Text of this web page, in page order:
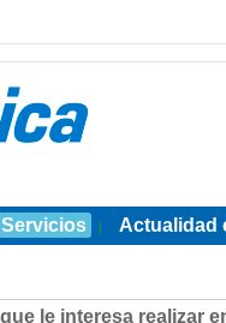
Servicios | Actualidad